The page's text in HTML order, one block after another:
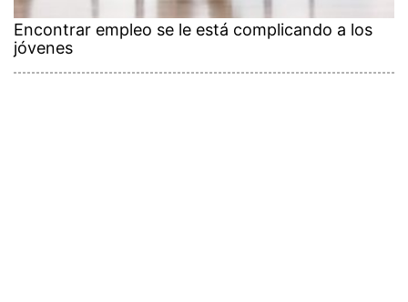
Encontrar empleo se le está complicando a los
jóvenes